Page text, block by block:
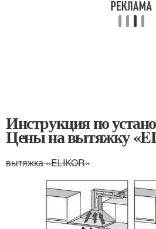
Инструкция по
Цены на вытяжку
вытяжка «ELIKOR»